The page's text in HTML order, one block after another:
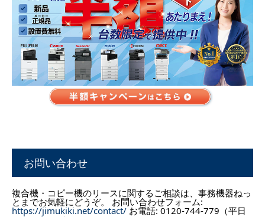
お問い合わせ
複合機・コピー機のリースに関するご相談は、事務機器ねっ
とまでお気軽にどうぞ。 お問い合わせフォーム:
https://jimukiki.net/contact/ お電話: 0120-744-779（平日